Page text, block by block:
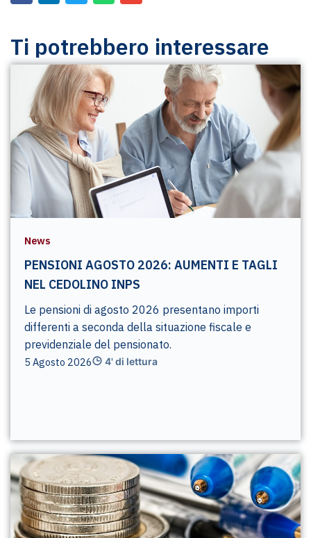
Ti potrebbero interessare
News
PENSIONI AGOSTO 2026: AUMENTI E TAGLI
NEL CEDOLINO INPS
Le pensioni di agosto 2026 presentano importi
differenti a seconda della situazione fiscale e
previdenziale del pensionato.
5 Agosto 2026 4' di lettura